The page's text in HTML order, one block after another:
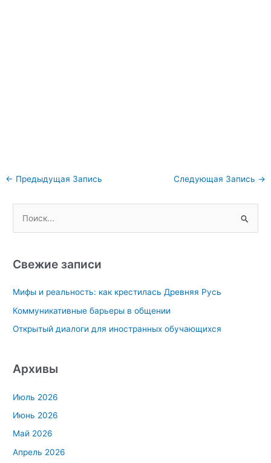
Навигация
записям
← Предыдущая Запись Следующая Запись →
с
:
Свежие записи
Мифы и реальность: как крестилась Древняя Русь
Коммуникативные барьеры в общении
Открытый диалоги для иностранных обучающихся
Архивы
Июль 2026
Июнь 2026
Май 2026
Апрель 2026